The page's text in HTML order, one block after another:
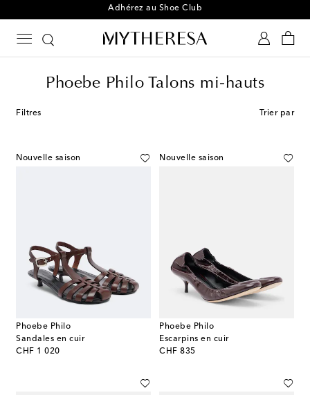
Adhérez au Shoe Club
Phoebe Philo Talons mi-hauts
Filtres Trier par
Nouvelle saison
Phoebe Philo
Sandales en cuir
CHF 1 020
original price
Nouvelle saison
Phoebe Philo
Escarpins en cuir
CHF 835
original price